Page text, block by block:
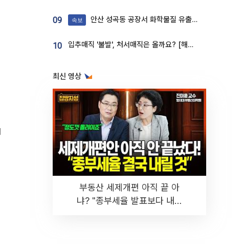
09 속보 안산 성곡동 공장서 화학물질 유출 사고 발생
10 입추매직 '불발', 처서매직은 올까요? [해시태그]
최신 영상
부동산 세제개편 아직 끝 아
냐? "종부세율 발표보다 내릴